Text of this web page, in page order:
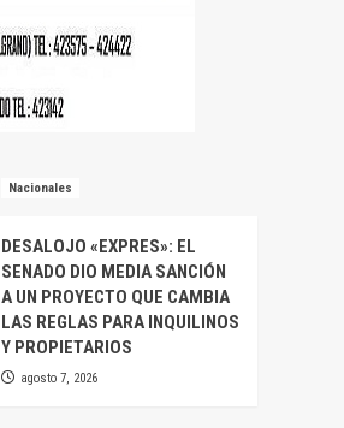
Nacionales
DESALOJO «EXPRES»: EL
SENADO DIO MEDIA SANCIÓN
A UN PROYECTO QUE CAMBIA
LAS REGLAS PARA INQUILINOS
Y PROPIETARIOS
agosto 7, 2026